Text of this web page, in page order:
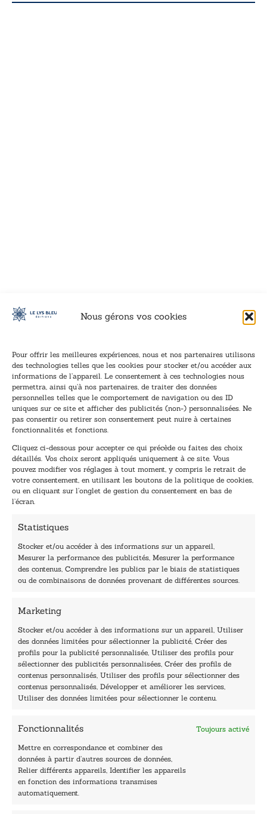
Nous gérons vos cookies
Pour offrir les meilleures expériences, nous et nos partenaires utilisons
des technologies telles que les cookies pour stocker et/ou accéder aux
informations de l’appareil. Le consentement à ces technologies nous
permettra, ainsi qu’à nos partenaires, de traiter des données
personnelles telles que le comportement de navigation ou des ID
uniques sur ce site et afficher des publicités (non-) personnalisées. Ne
pas consentir ou retirer son consentement peut nuire à certaines
fonctionnalités et fonctions.
Cliquez ci-dessous pour accepter ce qui précède ou faites des choix
détaillés. Vos choix seront appliqués uniquement à ce site. Vous
pouvez modifier vos réglages à tout moment, y compris le retrait de
votre consentement, en utilisant les boutons de la politique de cookies,
ou en cliquant sur l’onglet de gestion du consentement en bas de
l’écran.
Statistiques
Stocker et/ou accéder à des informations sur un appareil,
Mesurer la performance des publicités, Mesurer la performance
des contenus, Comprendre les publics par le biais de statistiques
ou de combinaisons de données provenant de différentes sources.
Marketing
Stocker et/ou accéder à des informations sur un appareil, Utiliser
des données limitées pour sélectionner la publicité, Créer des
profils pour la publicité personnalisée, Utiliser des profils pour
sélectionner des publicités personnalisées, Créer des profils de
contenus personnalisés, Utiliser des profils pour sélectionner des
contenus personnalisés, Développer et améliorer les services,
Utiliser des données limitées pour sélectionner le contenu.
Fonctionnalités Toujours activé
Mettre en correspondance et combiner des
données à partir d’autres sources de données,
Relier différents appareils, Identifier les appareils
en fonction des informations transmises
automatiquement.
Inscription à la newsletter
Inscrivez-vous à notre newsletter et recevez nos
dernières nouvelles.
E
-
m
a
i
E
m
a
i
l
*
TENEZ-MOI AU COURANT !
40, rue du Louvre 75001 Paris
Horaires du standard
De mardi à vendredi :
9h - 12h et 13h30 - 16h30
Lundi, samedi et dimanche : fermé
Navigation
Accueil
Les Plumes du Lys Bleu
Prix sciences humaines et sociales
Nos collections
Nos auteurs
Catalogue